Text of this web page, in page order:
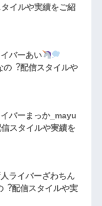
イルや実績をご紹
バーあい
︖配信スタイルや
バーまっか_mayu
スタイルや実績を
ライバーざわちん
︖配信スタイルや実